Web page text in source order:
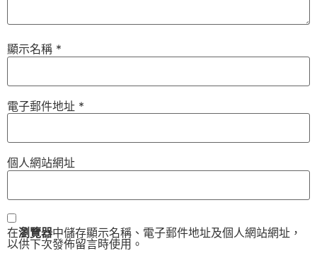
顯示名稱 *
電子郵件地址 *
個人網站網址
在瀏覽器中儲存顯示名稱、電子郵件地址及個人網站網址，
以供下次發佈留言時使用。